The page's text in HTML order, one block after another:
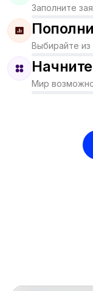
Заполните
Выбирайте
Мир